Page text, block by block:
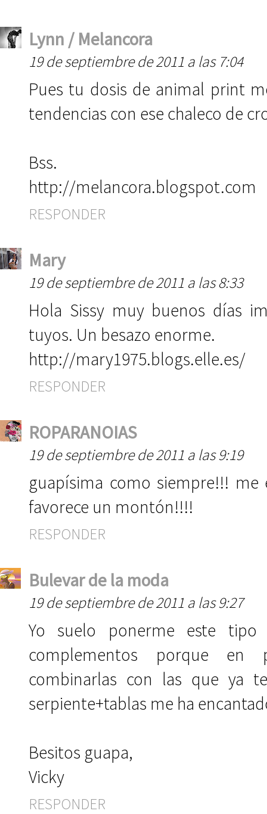
Lynn / Melancora
19 de septiembre de 2011 a las 7:04
Pues tu dosis de animal print
tendencias con ese chaleco de
Bss.
http://melancora.blogspot.com
RESPONDER
Mary
19 de septiembre de 2011 a las 8:33
Hola Sissy muy buenos días
tuyos. Un besazo enorme.
http://mary1975.blogs.elle.es/
RESPONDER
ROPARANOIAS
19 de septiembre de 2011 a las 9:19
guapísima como siempre!!!
favorece un montón!!!!
RESPONDER
Bulevar de la moda
19 de septiembre de 2011 a las 9:27
Yo suelo ponerme este tipo
complementos porque en
combinarlas con las que ya
serpiente+tablas me ha
Besitos guapa,
Vicky
RESPONDER